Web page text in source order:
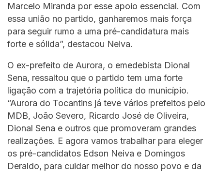
Marcelo Miranda por esse apoio essencial. Com
essa união no partido, ganharemos mais força
para seguir rumo a uma pré-candidatura mais
forte e sólida”, destacou Neiva.
O ex-prefeito de Aurora, o emedebista Dional
Sena, ressaltou que o partido tem uma forte
ligação com a trajetória política do município.
“Aurora do Tocantins já teve vários prefeitos pelo
MDB, João Severo, Ricardo José de Oliveira,
Dional Sena e outros que promoveram grandes
realizações. E agora vamos trabalhar para eleger
os pré-candidatos Edson Neiva e Domingos
Deraldo, para cuidar melhor do nosso povo e da